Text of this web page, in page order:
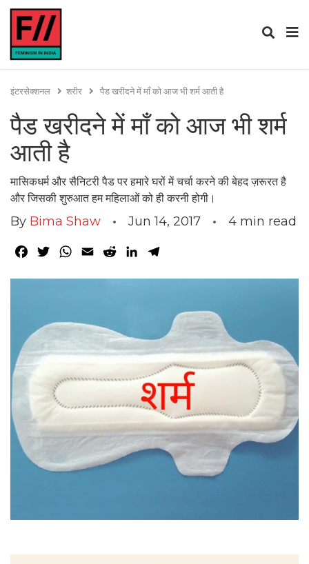
इंटरसेक्शनल शरीर पैड खरीदने में माँ को आज भी शर्म आती है
पैड खरीदने में माँ को आज भी शर्म
आती है
मासिकधर्म और सैनिटरी पैड पर हमारे घरों में चर्चा करने की बेहद ज़रूरत है
और जिसकी शुरुआत हम महिलाओं को ही करनी होगी।
By Bima Shaw Jun 14, 2017 4 min read
Facebook
TwitterWhatsApp
Email RedditLinkedIn